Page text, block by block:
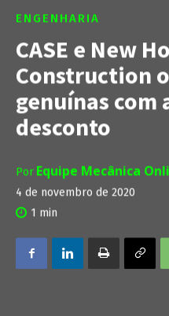
ENGENHARIA
CASE e New
Construction
genuínas com
desconto
Por Equipe Mecânica
4 de novembro de 2020
1 min